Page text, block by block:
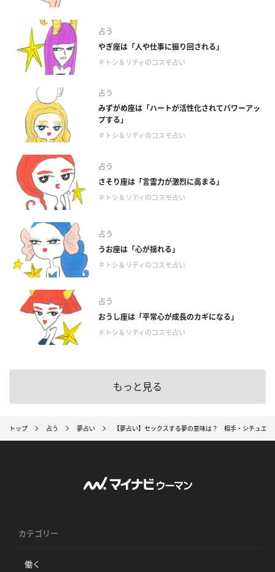
占う
やぎ座は「人や仕事に振り回される」
＃トシ＆リティのコスモ占い
占う
みずがめ座は「ハートが活性化されてパワーアッ
プする」
＃トシ＆リティのコスモ占い
占う
さそり座は「言霊力が激烈に高まる」
＃トシ＆リティのコスモ占い
占う
うお座は「心が揺れる」
＃トシ＆リティのコスモ占い
占う
おうし座は「平常心が成長のカギになる」
＃トシ＆リティのコスモ占い
もっと見る
トップ 占う 夢占い 【夢占い】セックスする夢の意味は？ 相手・シチュエ
カテゴリー
働く